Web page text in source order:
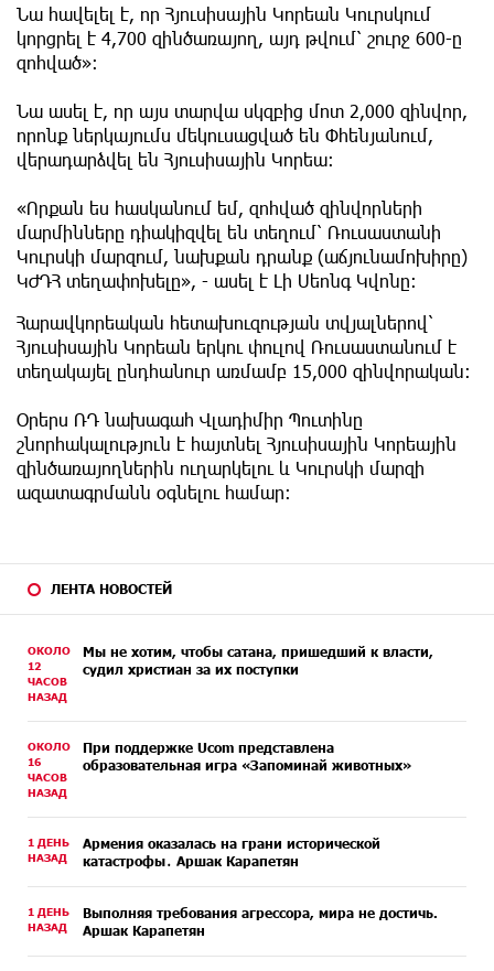
ЛЕНТА НОВОСТЕЙ
ОКОЛО
12
ЧАСОВ
НАЗАД
Мы не хотим, чтобы сатана, пришедший к власти,
судил христиан за их поступки
ОКОЛО
16
ЧАСОВ
НАЗАД
При поддержке Ucom представлена
образовательная игра «Запоминай животных»
1 ДЕНЬ
НАЗАД
Армения оказалась на грани исторической
катастрофы․ Аршак Карапетян
1 ДЕНЬ
НАЗАД
Выполняя требования агрессора, мира не достичь.
Аршак Карапетян
Նա հավելել է, որ Հյուսիսային Կորեան Կուրսկում
կորցրել է 4,700 զինծառայող, այդ թվում՝ շուրջ 600-ը
զոհված»:
Նա ասել է, որ այս տարվա սկզբից մոտ 2,000 զինվոր,
որոնք ներկայումս մեկուսացված են Փհենյանում,
վերադարձվել են Հյուսիսային Կորեա։
«Որքան ես հասկանում եմ, զոհված զինվորների
մարմինները դիակիզվել են տեղում՝ Ռուսաստանի
Կուրսկի մարզում, նախքան դրանք (աճյունամոխիրը)
ԿԺԴՀ տեղափոխելը», - ասել է Լի Սեոնգ Կվոնը:
Հարավկորեական հետախուզության տվյալներով՝
Հյուսիսային Կորեան երկու փուլով Ռուսաստանում է
տեղակայել ընդհանուր առմամբ 15,000 զինվորական։
Օրերս ՌԴ նախագահ Վլադիմիր Պուտինը
շնորհակալություն է հայտնել Հյուսիսային Կորեային
զինծառայողներին ուղարկելու և Կուրսկի մարզի
ազատագրմանն օգնելու համար: